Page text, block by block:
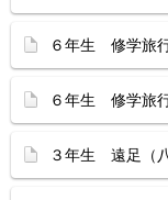
６年生 修学旅行
６年生 修学旅行
３年生 遠足（八